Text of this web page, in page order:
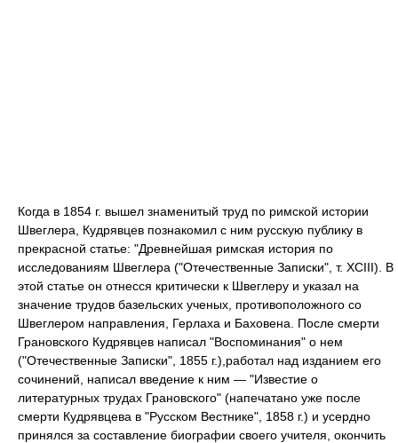
Когда в 1854 г. вышел знаменитый труд по римской истории
Швеглера, Кудрявцев познакомил с ним русскую публику в
прекрасной статье: "Древнейшая римская история по
исследованиям Швеглера ("Отечественные Записки", т. XCIII). В
этой статье он отнесся критически к Швеглеру и указал на
значение трудов базельских ученых, противоположного со
Швеглером направления, Герлаха и Баховена. После смерти
Грановского Кудрявцев написал "Воспоминания" о нем
("Отечественные Записки", 1855 г.),работал над изданием его
сочинений, написал введение к ним — "Известие о
литературных трудах Грановского" (напечатано уже после
смерти Кудрявцева в "Русском Вестнике", 1858 г.) и усердно
принялся за составление биографии своего учителя, окончить